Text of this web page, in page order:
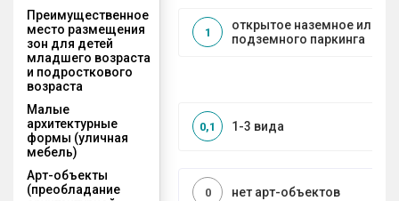
Преимущественное
место размещения
зон для детей
младшего возраста
и подросткового
возраста
открытое наземное или на
подземного паркинга
1
Малые
архитектурные
формы (уличная
мебель)
1-3 вида
0,1
Арт-объекты
(преобладание
нет арт-объектов
0